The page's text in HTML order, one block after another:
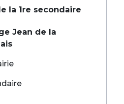
la 1re secondaire
Jean de la